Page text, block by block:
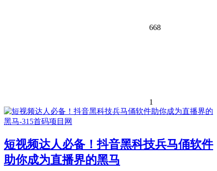
668
1
短视频达人必备！抖音黑科技兵马俑软件
助你成为直播界的黑马